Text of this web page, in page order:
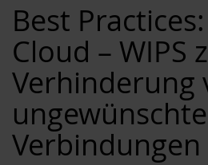
Best
Cloud – WIPS
Verhinderung
Verbindungen